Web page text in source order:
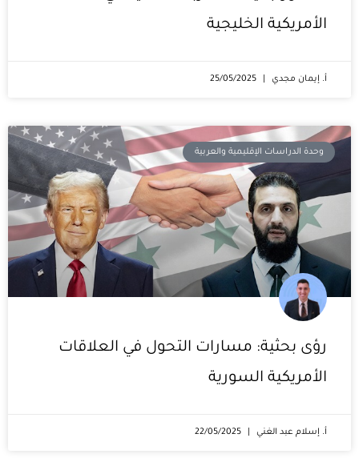
الأمريكية الخليجية
أ. إيمان مجدي
وحدة الدراسات الإقليمية والعربية
رؤى بحثية: مسارات التحول في العلاقات
الأمريكية السورية
أ. إسلام عبد الغني